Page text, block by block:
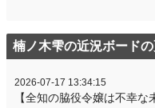
楠ノ木雫の近況ボード
2026-07-17 13:34:15
【全知の脇役令嬢は不幸